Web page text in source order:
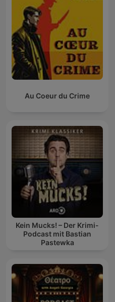
Au Coeur du Crime
Kein Mucks! – Der Krimi-
Podcast mit Bastian
Pastewka